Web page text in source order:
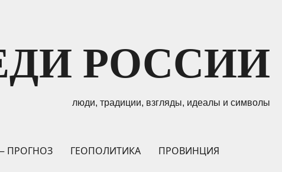
РОССИИ
люди, традиции, взгляды, идеалы и символы
ПРОГНОЗ ГЕОПОЛИТИКА ПРОВИНЦИЯ